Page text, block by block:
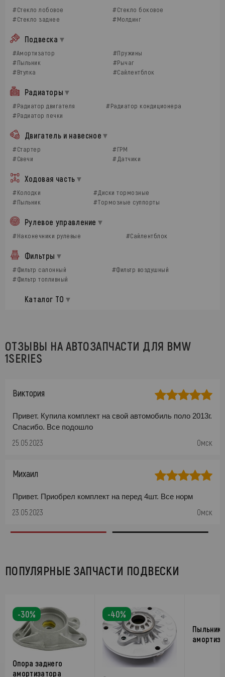
#Стекло лобовое
#Стекло боковое
#Стекло заднее
#Молдинг
Подвеска
#Амортизатор
#Пружины
#Пыльник
#Рычаг
#Втулка
#Сайлентблок
Радиаторы
#Радиатор двигателя
#Радиатор кондиционера
#Радиатор печки
Двигатель и навесное
#Стартер
#ГРМ
#Свечи
#Датчики
Ходовая часть
#Колодки
#Диски тормозные
#Пыльник
#Тормозные суппорты
Рулевое управление
#Наконечники рулевые #Сайлентблок
Фильтры
#Фильтр салонный
#Фильтр воздушный
#Фильтр топливный
Каталог ТО
ОТЗЫВЫ НА АВТОЗАПЧАСТИ ДЛЯ BMW
1SERIES
Виктория
Привет. Купила комплект на свой автомобиль поло 2013г.
Спасибо. Все подошло
25.05.2023 Омск
Михаил
Привет. Приобрел комплект на перед 4шт. Все норм
23.05.2023 Омск
ПОПУЛЯРНЫЕ ЗАПЧАСТИ ПОДВЕСКИ
-30%
Опора заднего
амортизатора
-40%
Пыльник